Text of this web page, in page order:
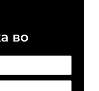
во